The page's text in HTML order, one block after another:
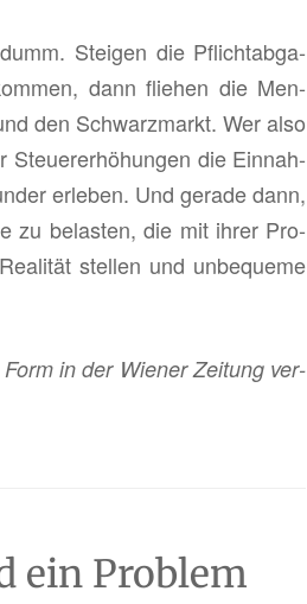
Stei­gen die Pflicht­ab­ga­
dann flie­hen die Men­
den Schwarz­markt. Wer also
Steu­er­er­hö­hun­gen die Ein­nah­
er­le­ben. Und ge­ra­de dann,
zu be­las­ten, die mit ihrer Pro­
stel­len und un­be­que­me
in der Wie­ner Zei­tung ver­
ein Problem